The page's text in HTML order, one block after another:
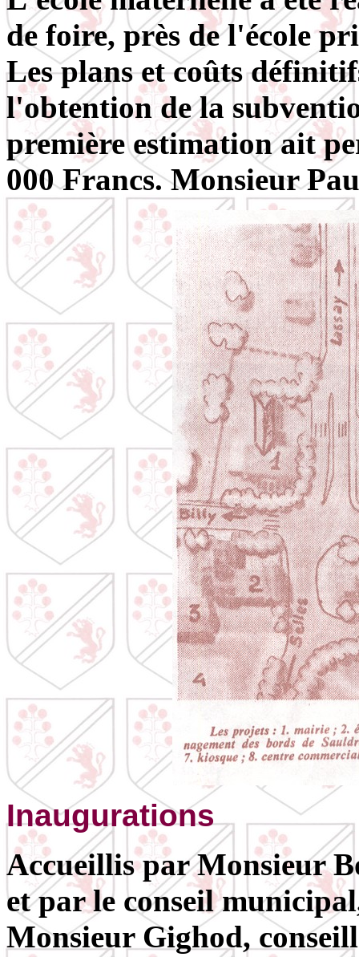
de foire, près de l'école
Les plans et coûts
l'obtention de la
première estimation ait
000 Francs. Monsieur
Inaugurations
Accueillis par Monsieur
et par le conseil
Monsieur Gighod,